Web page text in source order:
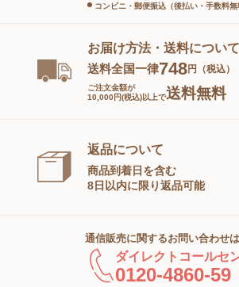
コンビニ・郵便振込（後払い・手数料無
お届け方法・送料について
送料全国一律748円（税込）
ご注文金額が
10,000円(税込)以上で送料無料
返品について
商品到着日を含む
8日以内に限り返品可能
通信販売に関するお問い合わせ
ダイレクトコールセ
0120-4860-59